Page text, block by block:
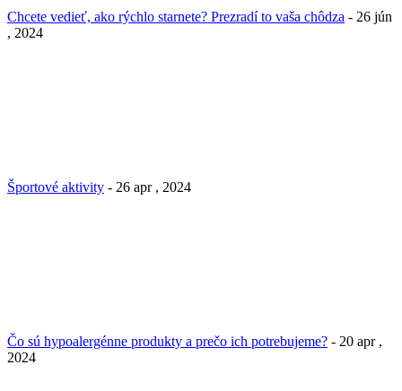
Chcete vedieť, ako rýchlo starnete? Prezradí to vaša chôdza - 26 jún
, 2024
Športové aktivity - 26 apr , 2024
Čo sú hypoalergénne produkty a prečo ich potrebujeme? - 20 apr ,
2024